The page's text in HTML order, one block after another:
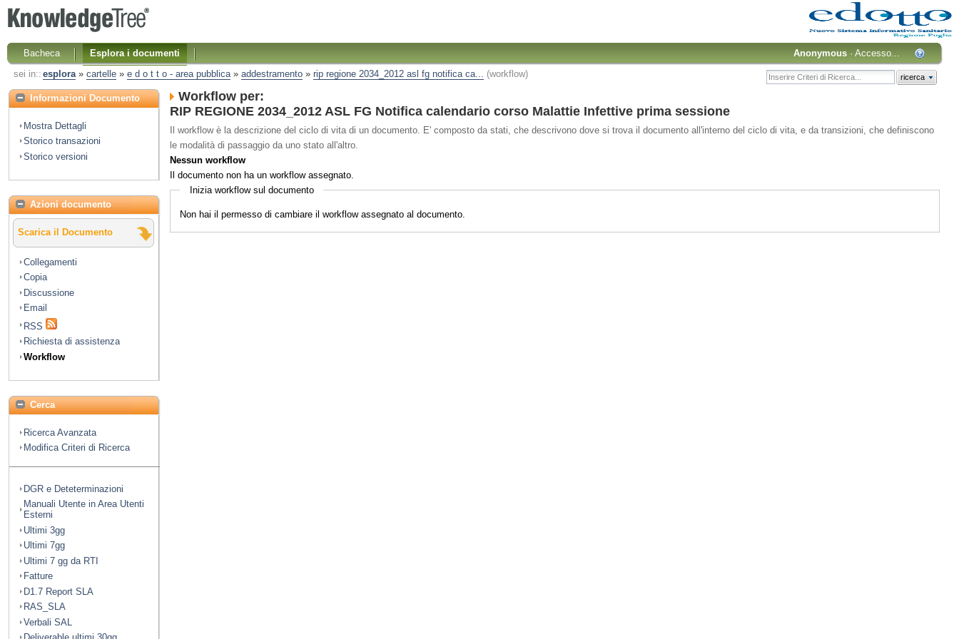
Bacheca Esplora i documenti Anonymous ·Accesso...
sei in:: esplora» cartelle» e d o t t o - area pubblica» addestramento» rip regione 2034_2012 asl fg notifica ca... (workflow) ricerca
Informazioni Documento
Mostra Dettagli
Storico transazioni
Storico versioni
Azioni documento
Scarica il Documento
Collegamenti
Copia
Discussione
Email
RSS
Richiesta di assistenza
Workflow
Cerca
Ricerca Avanzata
Modifica Criteri di Ricerca
DGR e Deteterminazioni
Manuali Utente in Area Utenti
Esterni
Ultimi 3gg
Ultimi 7gg
Ultimi 7 gg da RTI
Fatture
D1.7 Report SLA
RAS_SLA
Verbali SAL
Workflow per:
RIP REGIONE 2034_2012 ASL FG Notifica calendario corso Malattie Infettive prima sessione
Il workflow è la descrizione del ciclo di vita di un documento. E' composto da stati, che descrivono dove si trova il documento all'interno del ciclo di vita, e da transizioni, che definiscono
le modalità di passaggio da uno stato all'altro.
Nessun workflow
Il documento non ha un workflow assegnato.
Inizia workflow sul documento
Non hai il permesso di cambiare il workflow assegnato al documento.